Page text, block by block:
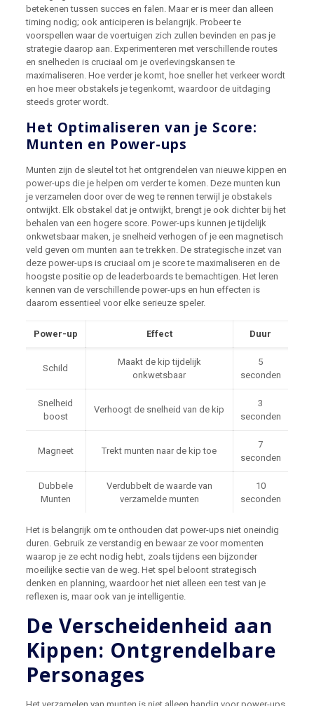
betekenen tussen succes en falen. Maar er is meer dan alleen
timing nodig; ook anticiperen is belangrijk. Probeer te
voorspellen waar de voertuigen zich zullen bevinden en pas je
strategie daarop aan. Experimenteren met verschillende routes
en snelheden is cruciaal om je overlevingskansen te
maximaliseren. Hoe verder je komt, hoe sneller het verkeer wordt
en hoe meer obstakels je tegenkomt, waardoor de uitdaging
steeds groter wordt.
Het Optimaliseren van je Score:
Munten en Power-ups
Munten zijn de sleutel tot het ontgrendelen van nieuwe kippen en
power-ups die je helpen om verder te komen. Deze munten kun
je verzamelen door over de weg te rennen terwijl je obstakels
ontwijkt. Elk obstakel dat je ontwijkt, brengt je ook dichter bij het
behalen van een hogere score. Power-ups kunnen je tijdelijk
onkwetsbaar maken, je snelheid verhogen of je een magnetisch
veld geven om munten aan te trekken. De strategische inzet van
deze power-ups is cruciaal om je score te maximaliseren en de
hoogste positie op de leaderboards te bemachtigen. Het leren
kennen van de verschillende power-ups en hun effecten is
daarom essentieel voor elke serieuze speler.
Power-up Effect Duur
Schild
Maakt de kip tijdelijk
onkwetsbaar
5
seconden
Snelheid
boost
Verhoogt de snelheid van de kip
3
seconden
Magneet Trekt munten naar de kip toe
7
seconden
Dubbele
Munten
Verdubbelt de waarde van
verzamelde munten
10
seconden
Het is belangrijk om te onthouden dat power-ups niet oneindig
duren. Gebruik ze verstandig en bewaar ze voor momenten
waarop je ze echt nodig hebt, zoals tijdens een bijzonder
moeilijke sectie van de weg. Het spel beloont strategisch
denken en planning, waardoor het niet alleen een test van je
reflexen is, maar ook van je intelligentie.
De Verscheidenheid aan
Kippen: Ontgrendelbare
Personages